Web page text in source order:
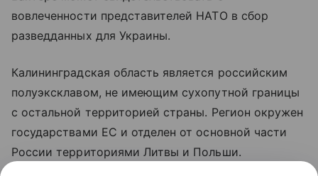
вовлеченности представителей НАТО в сбор
разведданных для Украины.
Калининградская область является российским
полуэксклавом, не имеющим сухопутной границы
с остальной территорией страны. Регион окружен
государствами ЕС и отделен от основной части
России территориями Литвы и Польши.